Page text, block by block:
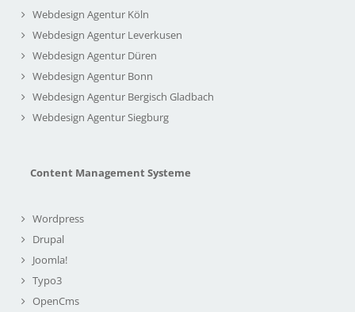
Webdesign Agentur Köln
Webdesign Agentur Leverkusen
Webdesign Agentur Düren
Webdesign Agentur Bonn
Webdesign Agentur Bergisch Gladbach
Webdesign Agentur Siegburg
Content Management Systeme
Wordpress
Drupal
Joomla!
Typo3
OpenCms